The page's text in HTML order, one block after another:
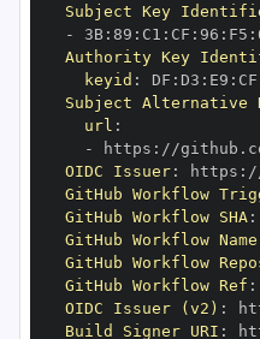
Subject Key
-
3B: 89 : C1 : CF : 96 : F5 :
Authority Key
keyid : DF : D3 : E9 : CF
Subject Alternative
url :
-
https : //
OIDC Issuer: https :
GitHub Workflow
GitHub Workflow SHA:
GitHub Workflow Name
GitHub Workflow
GitHub Workflow Ref :
OIDC Issuer (v2) :
Build Signer URI :